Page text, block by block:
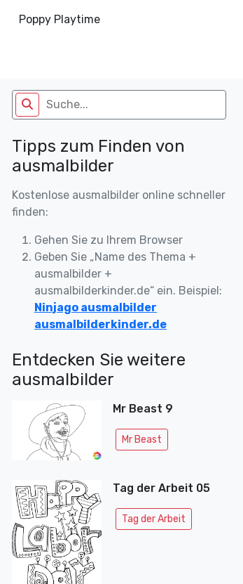
Poppy Playtime
Tipps zum Finden von
ausmalbilder
Kostenlose ausmalbilder online schneller
finden:
Gehen Sie zu Ihrem Browser
Geben Sie „Name des Thema +
ausmalbilder +
ausmalbilderkinder.de“ ein. Beispiel:
Ninjago ausmalbilder
ausmalbilderkinder.de
Entdecken Sie weitere
ausmalbilder
Mr Beast 9
Mr Beast
Tag der Arbeit 05
Tag der Arbeit